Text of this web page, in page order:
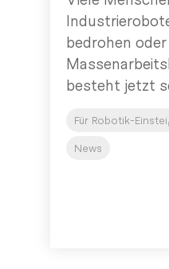
bedrohen oder
besteht jetzt
Für Robotik-
News